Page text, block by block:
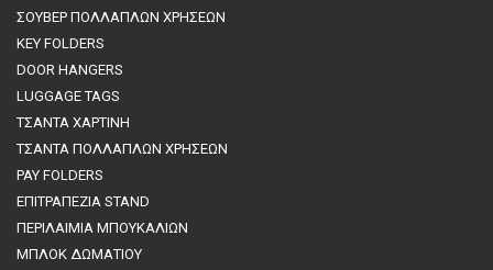
ΣΟΥΒΕΡ ΠΟΛΛΑΠΛΩΝ ΧΡΗΣΕΩΝ
KEY FOLDERS
DOOR HANGERS
LUGGAGE TAGS
ΤΣΑΝΤΑ ΧΑΡΤΙΝΗ
ΤΣΑΝΤΑ ΠΟΛΛΑΠΛΩΝ ΧΡΗΣΕΩΝ
PAY FOLDERS
ΕΠΙΤΡΑΠΕΖΙΑ STAND
ΠΕΡΙΛΑΙΜΙΑ ΜΠΟΥΚΑΛΙΩΝ
MΠΛΟΚ ΔΩΜΑΤΙΟΥ